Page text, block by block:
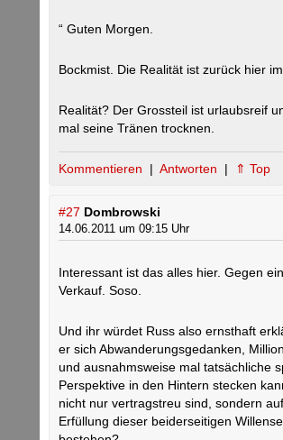
“ Guten Morgen.
Bockmist. Die Realität ist zurück hier im
Realität? Der Grossteil ist urlaubsreif
mal seine Tränen trocknen.
Kommentieren | Antworten | ⇑ Top
#27 Dombrowski
14.06.2011 um 09:15 Uhr
Interessant ist das alles hier. Gegen
Verkauf. Soso.
Und ihr würdet Russ also ernsthaft
er sich Abwanderungsgedanken,
und ausnahmsweise mal tatsächliche
Perspektive in den Hintern stecken
nicht nur vertragstreu sind, sondern
Erfüllung dieser beiderseitigen